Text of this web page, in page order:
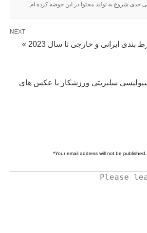
جدی شروع به تولید محتوا در این حوضه کرده ام.
NEXT
ایرانی و خارجی تا سال 2023 »
سلبریتی ورزشکار با عکس های
Your email address will not be published.
*